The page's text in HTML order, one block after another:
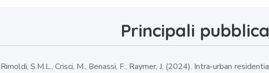
Principali
Rimoldi, S.M.L., Crisci, M., Benassi, F., Raymer, J. (2024). Intra-urban